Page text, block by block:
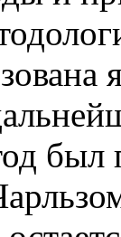
был